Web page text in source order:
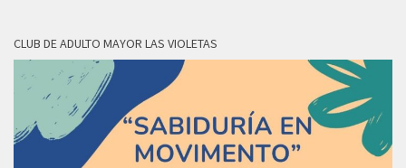
CLUB DE ADULTO MAYOR LAS VIOLETAS